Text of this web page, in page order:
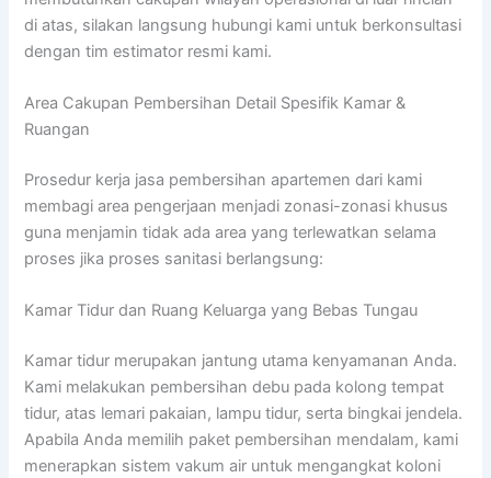
di atas, silakan langsung hubungi kami untuk berkonsultasi
dengan tim estimator resmi kami.
Area Cakupan Pembersihan Detail Spesifik Kamar &
Ruangan
Prosedur kerja jasa pembersihan apartemen dari kami
membagi area pengerjaan menjadi zonasi-zonasi khusus
guna menjamin tidak ada area yang terlewatkan selama
proses jika proses sanitasi berlangsung:
Kamar Tidur dan Ruang Keluarga yang Bebas Tungau
Kamar tidur merupakan jantung utama kenyamanan Anda.
Kami melakukan pembersihan debu pada kolong tempat
tidur, atas lemari pakaian, lampu tidur, serta bingkai jendela.
Apabila Anda memilih paket pembersihan mendalam, kami
menerapkan sistem vakum air untuk mengangkat koloni